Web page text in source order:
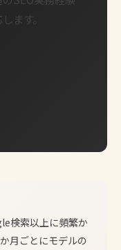
ます。
検索以上に頻繁か
月ごとにモデルの